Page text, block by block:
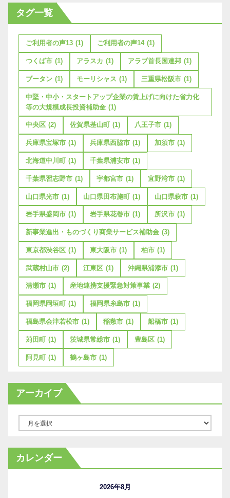
タグ一覧
ご利用者の声13 (1) ご利用者の声14 (1)
つくば市 (1) アラスカ (1) アラブ首長国連邦 (1)
ブータン (1) モーリシャス (1) 三重県松阪市 (1)
中堅・中小・スタートアップ企業の賃上げに向けた省力化
等の大規模成長投資補助金 (1)
中央区 (2) 佐賀県基山町 (1) 八王子市 (1)
兵庫県宝塚市 (1) 兵庫県西脇市 (1) 加須市 (1)
北海道中川町 (1) 千葉県浦安市 (1)
千葉県習志野市 (1) 宇都宮市 (1) 宜野湾市 (1)
山口県光市 (1) 山口県田布施町 (1) 山口県萩市 (1)
岩手県盛岡市 (1) 岩手県花巻市 (1) 所沢市 (1)
新事業進出・ものづくり商業サービス補助金 (3)
東京都渋谷区 (1) 東大阪市 (1) 柏市 (1)
武蔵村山市 (2) 江東区 (1) 沖縄県浦添市 (1)
清瀬市 (1) 産地連携支援緊急対策事業 (2)
福岡県岡垣町 (1) 福岡県糸島市 (1)
福島県会津若松市 (1) 稲敷市 (1) 船橋市 (1)
苅田町 (1) 茨城県常総市 (1) 豊島区 (1)
阿見町 (1) 鶴ヶ島市 (1)
アーカイブ
カ
イ
カレンダー
2026年8月